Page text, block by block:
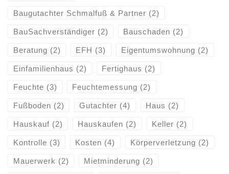
Baugutachter Schmalfuß & Partner (2)
BauSachverständiger (2) Bauschaden (2)
Beratung (2) EFH (3) Eigentumswohnung (2)
Einfamilienhaus (2) Fertighaus (2)
Feuchte (3) Feuchtemessung (2)
Fußboden (2) Gutachter (4) Haus (2)
Hauskauf(2) Hauskaufen (2) Keller (2)
Kontrolle (3) Kosten (4) Körperverletzung (2)
Mauerwerk (2) Mietminderung (2)